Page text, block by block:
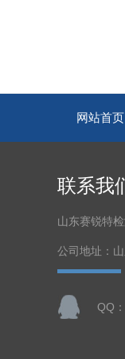
网站首页
联系我
山东赛锐特
公司地址：
QQ